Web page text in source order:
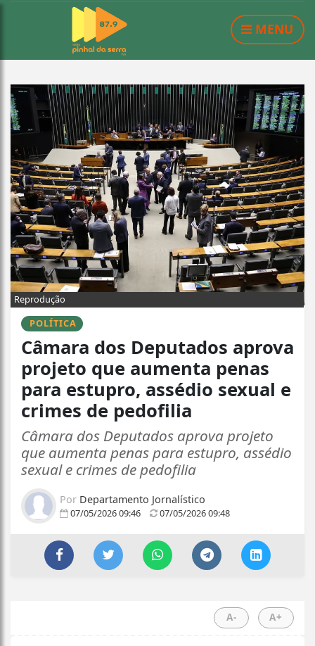
MENU
Reprodução
POLÍTICA
Câmara dos Deputados aprova
projeto que aumenta penas
para estupro, assédio sexual e
crimes de pedofilia
Câmara dos Deputados aprova projeto
que aumenta penas para estupro, assédio
sexual e crimes de pedofilia
Por Departamento Jornalístico
07/05/2026 09:46 07/05/2026 09:48
A- A+